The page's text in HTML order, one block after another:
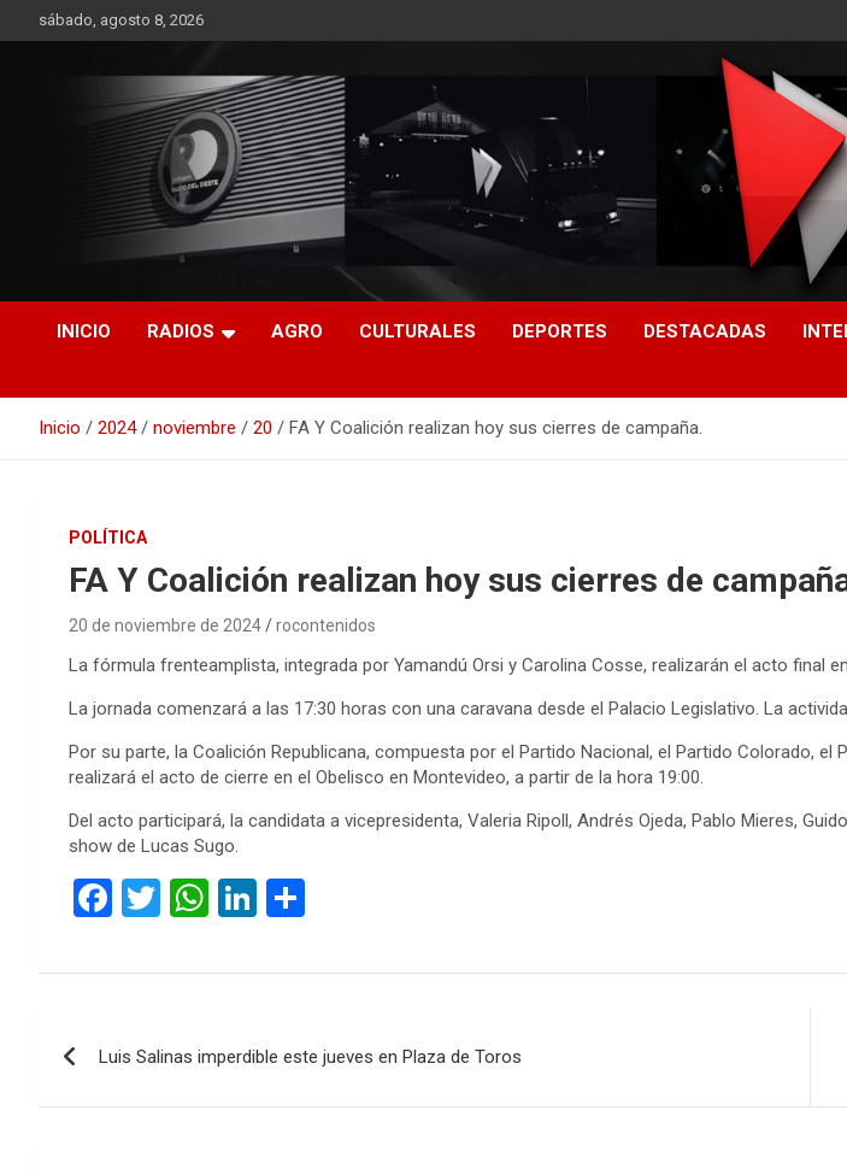
al
sábado, agosto 8, 2026
RO CONTENIDOS
INICIO RADIOS AGRO CULTURALES DEPORTES DESTACADAS
Inicio 2024 noviembre 20 FA Y Coalición realizan hoy sus cierres de campaña.
POLÍTICA
FA Y Coalición realizan hoy sus cierres de
20 de noviembre de 2024 rocontenidos
La fórmula frenteamplista, integrada por Yamandú Orsi y Carolina Cosse, realizarán el acto final
La jornada comenzará a las 17:30 horas con una caravana desde el Palacio Legislativo. La
Por su parte, la Coalición Republicana, compuesta por el Partido Nacional, el Partido Colorado,
realizará el acto de cierre en el Obelisco en Montevideo, a partir de la hora 19:00.
Del acto participará, la candidata a vicepresidenta, Valeria Ripoll, Andrés Ojeda, Pablo Mieres,
show de Lucas Sugo.
F
ce
o
T
tt
W
at
A
Li
ke
n
m
ar
Luis Salinas imperdible este jueves en Plaza de Toros